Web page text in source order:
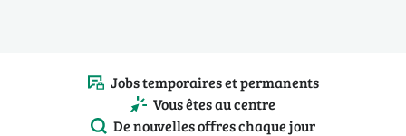
Jobs temporaires et permanents
Vous êtes au centre
De nouvelles offres chaque jour